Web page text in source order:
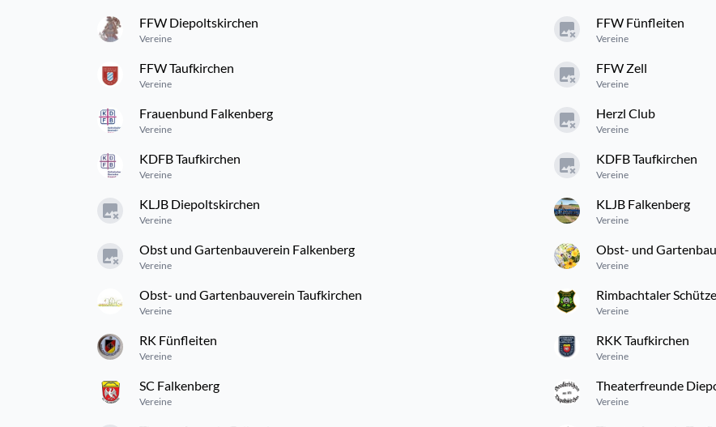
FFW Diepoltskirchen
Vereine
FFW Fünfleiten
Vereine
FFW Taufkirchen
Vereine
FFW Zell
Vereine
Frauenbund Falkenberg
Vereine
Herzl Club
Vereine
KDFB Taufkirchen
Vereine
KDFB Taufkirchen
Vereine
KLJB Diepoltskirchen
Vereine
KLJB Falkenberg
Vereine
Obst und Gartenbauverein Falkenberg
Vereine
Obst- und
Vereine
Obst- und Gartenbauverein Taufkirchen
Vereine
Rimbachtaler
Vereine
RK Fünfleiten
Vereine
RKK Taufkirchen
Vereine
SC Falkenberg
Vereine
Theaterfreunde
Vereine